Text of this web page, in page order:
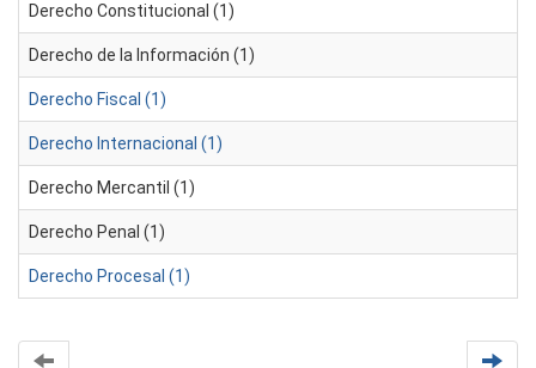
Derecho Constitucional (1)
Derecho de la Información (1)
Derecho Fiscal (1)
Derecho Internacional (1)
Derecho Mercantil (1)
Derecho Penal (1)
Derecho Procesal (1)